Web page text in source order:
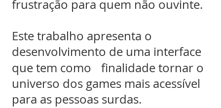
frustração para quem não ouvinte.
Este trabalho apresenta o
desenvolvimento de uma interface
que tem como finalidade tornar o
universo dos games mais acessível
para as pessoas surdas.